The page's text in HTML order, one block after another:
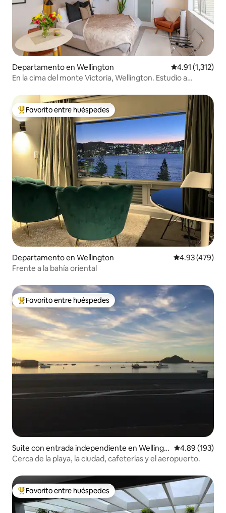
Departamento en Wellington Calificación
4.91 (1,312)
En la cima del monte Victoria, Wellington. Estudio a
De los mejores en Favorito entre huéspedes
Favorito entre huéspedes
Departamento en Wellington Calificación
4.93 (479)
Frente a la bahía oriental
De los mejores en Favorito entre huéspedes
Favorito entre huéspedes
Suite con entrada independiente en Wellingt
on
Calificación
4.89 (193)
Cerca de la playa, la ciudad, cafeterías y el aeropuerto.
De los mejores en Favorito entre huéspedes
Favorito entre huéspedes